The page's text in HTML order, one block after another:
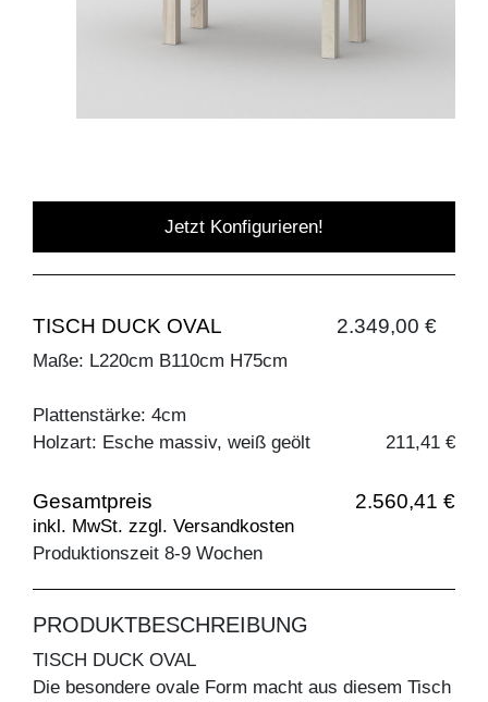
Jetzt Konfigurieren!
TISCH DUCK OVAL 2.349,00 €
Maße: L220cm B110cm H75cm
Plattenstärke: 4cm
Holzart: Esche massiv, weiß geölt
211,41 €
Gesamtpreis 2.560,41 €
inkl. MwSt. zzgl. Versandkosten
Produktionszeit 8-9 Wochen
PRODUKTBESCHREIBUNG
TISCH DUCK OVAL
Die besondere ovale Form macht aus diesem Tisch